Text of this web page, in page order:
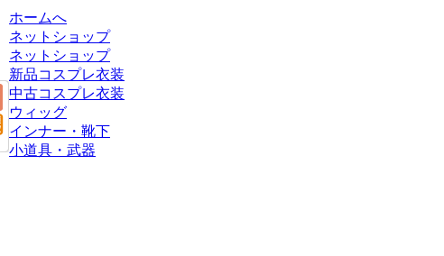
ホームへ
ネットショップ
ネットショップ
新品コスプレ衣装
中古コスプレ衣装
ウィッグ
インナー・靴下
小道具・武器